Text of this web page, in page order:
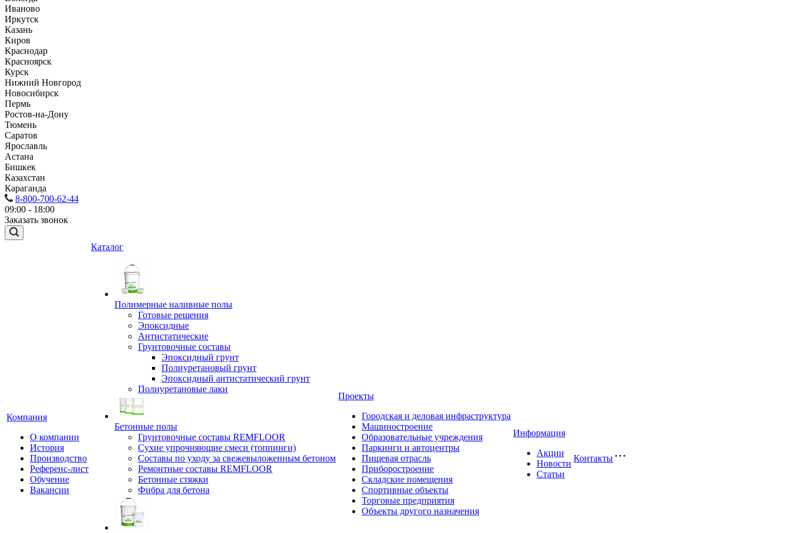
Иваново
Иркутск
Казань
Киров
Краснодар
Красноярск
Курск
Нижний Новгород
Новосибирск
Пермь
Ростов-на-Дону
Тюмень
Саратов
Ярославль
Астана
Бишкек
Казахстан
Караганда
8-800-700-62-44
09:00 - 18:00
Заказать звонок
Компания
О компании
История
Производство
Референс-лист
Обучение
Вакансии
Каталог
Полимерные наливные полы
Готовые решения
Эпоксидные
Антистатические
Грунтовочные составы
Эпоксидный грунт
Полиуретановый грунт
Эпоксидный антистатический грунт
Полиуретановые лаки
Бетонные полы
Грунтовочные составы REMFLOOR
Сухие упрочняющие смеси (топпинги)
Составы по уходу за свежевыложенным бетоном
Ремонтные составы REMFLOOR
Бетонные стяжки
Фибра для бетона
Проекты
Городская и деловая инфраструктура
Машиностроение
Образовательные учреждения
Паркинги и автоцентры
Пищевая отрасль
Приборостроение
Складские помещения
Спортивные объекты
Торговые предприятия
Объекты другого назначения
Информация
Акции
Новости
Статьи
Контакты